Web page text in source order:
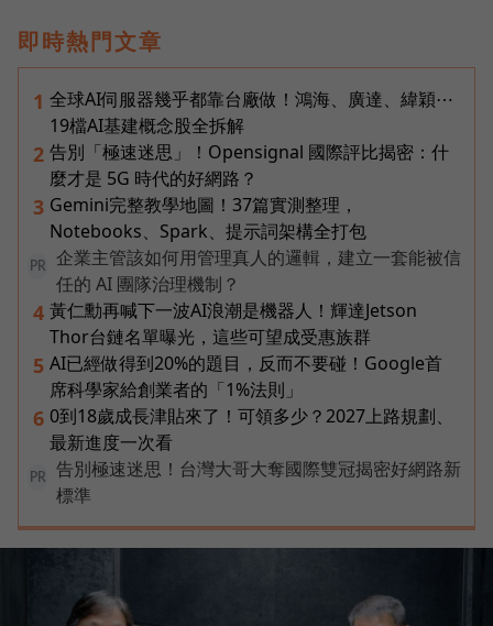
即時熱門文章
1 全球AI伺服器幾乎都靠台廠做！鴻海、廣達、緯穎⋯
19檔AI基建概念股全拆解
2 告別「極速迷思」！Opensignal 國際評比揭密：什
麼才是 5G 時代的好網路？
3 Gemini完整教學地圖！37篇實測整理，
Notebooks、Spark、提示詞架構全打包
PR
企業主管該如何用管理真人的邏輯，建立一套能被信
任的 AI 團隊治理機制？
4 黃仁勳再喊下一波AI浪潮是機器人！輝達Jetson
Thor台鏈名單曝光，這些可望成受惠族群
5 AI已經做得到20%的題目，反而不要碰！Google首
席科學家給創業者的「1%法則」
6 0到18歲成長津貼來了！可領多少？2027上路規劃、
最新進度一次看
PR
告別極速迷思！台灣大哥大奪國際雙冠揭密好網路新
標準